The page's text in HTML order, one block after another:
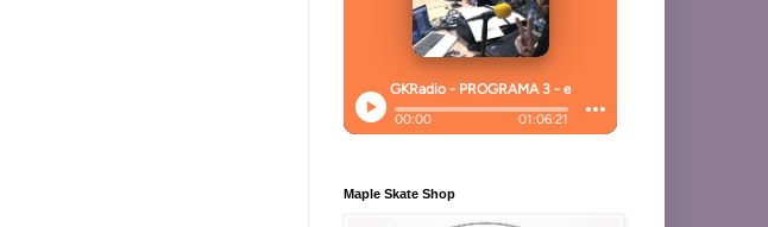
Maple Skate Shop